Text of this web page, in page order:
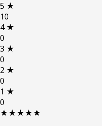
5 ★
10
4 ★
0
3 ★
0
2 ★
0
1 ★
0
★★★★★